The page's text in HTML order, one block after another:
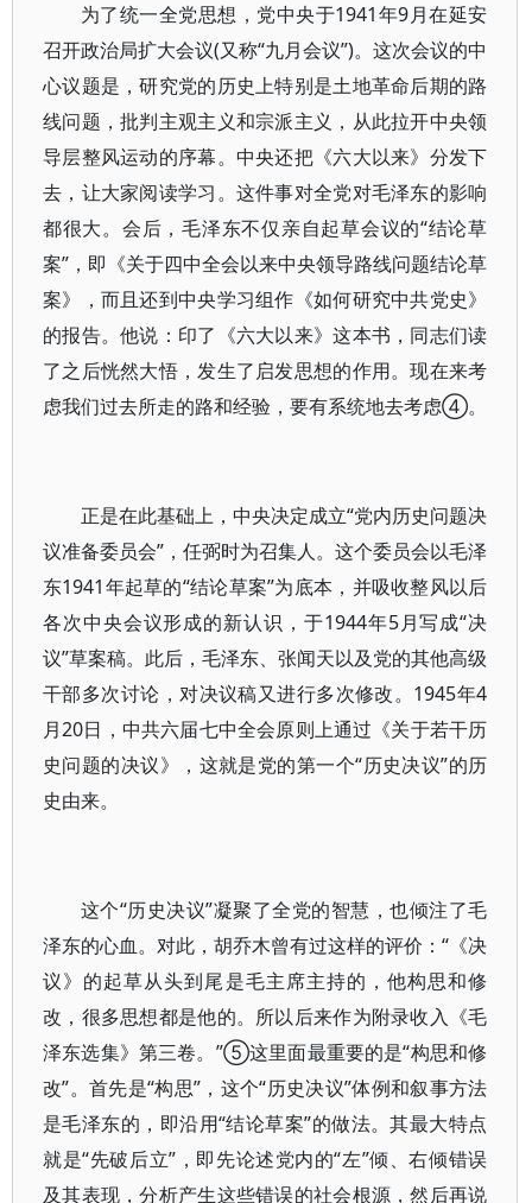
为了统一全党思想，党中央于1941年9月在延安
召开政治局扩大会议(又称“九月会议”)。这次会议的中
心议题是，研究党的历史上特别是土地革命后期的路
线问题，批判主观主义和宗派主义，从此拉开中央领
导层整风运动的序幕。中央还把《六大以来》分发下
去，让大家阅读学习。这件事对全党对毛泽东的影响
都很大。会后，毛泽东不仅亲自起草会议的“结论草
案”，即《关于四中全会以来中央领导路线问题结论草
案》，而且还到中央学习组作《如何研究中共党史》
的报告。他说：印了《六大以来》这本书，同志们读
了之后恍然大悟，发生了启发思想的作用。现在来考
虑我们过去所走的路和经验，要有系统地去考虑④。
正是在此基础上，中央决定成立“党内历史问题决
议准备委员会”，任弼时为召集人。这个委员会以毛泽
东1941年起草的“结论草案”为底本，并吸收整风以后
各次中央会议形成的新认识，于1944年5月写成“决
议”草案稿。此后，毛泽东、张闻天以及党的其他高级
干部多次讨论，对决议稿又进行多次修改。1945年4
月20日，中共六届七中全会原则上通过《关于若干历
史问题的决议》，这就是党的第一个“历史决议”的历
史由来。
这个“历史决议”凝聚了全党的智慧，也倾注了毛
泽东的心血。对此，胡乔木曾有过这样的评价：“《决
议》的起草从头到尾是毛主席主持的，他构思和修
改，很多思想都是他的。所以后来作为附录收入《毛
泽东选集》第三卷。”⑤这里面最重要的是“构思和修
改”。首先是“构思”，这个“历史决议”体例和叙事方法
是毛泽东的，即沿用“结论草案”的做法。其最大特点
就是“先破后立”，即先论述党内的“左”倾、右倾错误
及其表现，分析产生这些错误的社会根源，然后再说